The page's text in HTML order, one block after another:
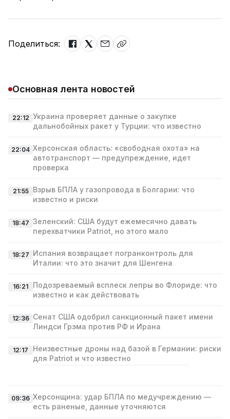
Поделиться:
Основная лента новостей
22:12 Украина проверяет данные о закупке
дальнобойных ракет у Турции: что известно
22:04 Херсонская область: «свободная охота» на
автотранспорт — предупреждение, идет
проверка
21:55
Взрыв БПЛА у газопровода в Болгарии: что
известно и риски
18:47 Зеленский: США будут ежемесячно давать
перехватчики Patriot, но этого мало
18:27 Испания возвращает погранконтроль для
Италии: что это значит для Шенгена
16:21
Подозреваемый всплеск лепры во Флориде: что
известно и как действовать
12:36 Сенат США одобрил санкционный пакет имени
Линдси Грэма против РФ и Ирана
12:17
Неизвестные дроны над базой в Германии: риски
для Patriot и что известно
09:36 Херсонщина: удар БПЛА по медучреждению —
есть раненые, данные уточняются